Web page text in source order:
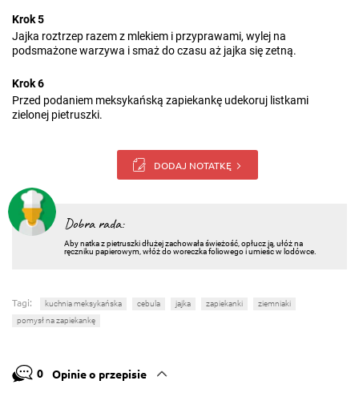
Krok 5
Jajka roztrzep razem z mlekiem i przyprawami, wylej na
podsmażone warzywa i smaż do czasu aż jajka się zetną.
Krok 6
Przed podaniem meksykańską zapiekankę udekoruj listkami
zielonej pietruszki.
DODAJ NOTATKĘ
Dobra rada:
Aby natka z pietruszki dłużej zachowała świeżość, opłucz ją, ułóż na
ręczniku papierowym, włóż do woreczka foliowego i umieśc w lodówce.
Tagi: kuchnia meksykańska cebula jajka zapiekanki
ziemniaki
pomysł na zapiekankę
0 Opinie o przepisie